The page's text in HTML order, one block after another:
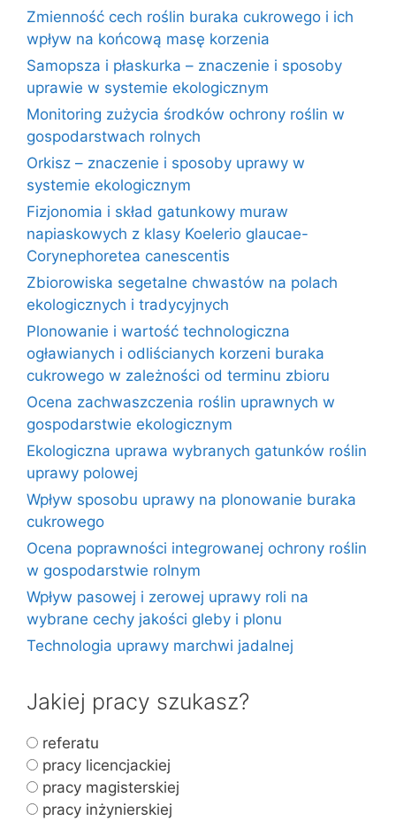
Zmienność cech roślin buraka cukrowego i ich
wpływ na końcową masę korzenia
Samopsza i płaskurka – znaczenie i sposoby
uprawie w systemie ekologicznym
Monitoring zużycia środków ochrony roślin w
gospodarstwach rolnych
Orkisz – znaczenie i sposoby uprawy w
systemie ekologicznym
Fizjonomia i skład gatunkowy muraw
napiaskowych z klasy Koelerio glaucae-
Corynephoretea canescentis
Zbiorowiska segetalne chwastów na polach
ekologicznych i tradycyjnych
Plonowanie i wartość technologiczna
ogławianych i odliścianych korzeni buraka
cukrowego w zależności od terminu zbioru
Ocena zachwaszczenia roślin uprawnych w
gospodarstwie ekologicznym
Ekologiczna uprawa wybranych gatunków roślin
uprawy polowej
Wpływ sposobu uprawy na plonowanie buraka
cukrowego
Ocena poprawności integrowanej ochrony roślin
w gospodarstwie rolnym
Wpływ pasowej i zerowej uprawy roli na
wybrane cechy jakości gleby i plonu
Technologia uprawy marchwi jadalnej
Jakiej pracy szukasz?
referatu
pracy licencjackiej
pracy magisterskiej
pracy inżynierskiej